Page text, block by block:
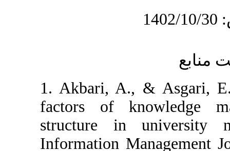
1. Akbari, A.,
factors of
structure in
Information